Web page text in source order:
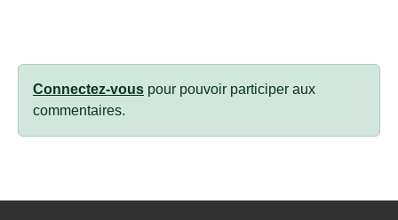
Connectez-vous pour pouvoir participer aux
commentaires.